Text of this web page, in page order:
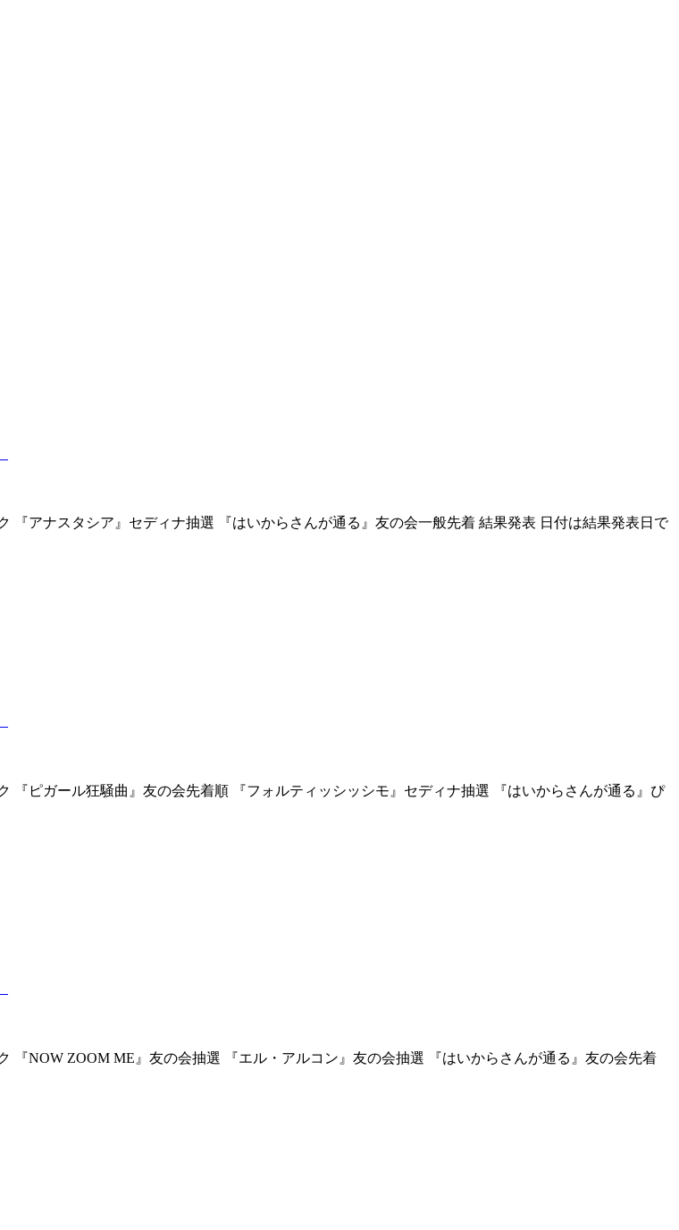
アナスタシア』セディナ抽選 『はいからさんが通る』友の会一般先着 結果発表 日付は結果発表日で
ピガール狂騒曲』友の会先着順 『フォルティッシッシモ』セディナ抽選 『はいからさんが通る』ぴ
NOW ZOOM ME』友の会抽選 『エル・アルコン』友の会抽選 『はいからさんが通る』友の会先着